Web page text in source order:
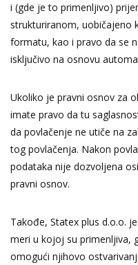
i (gde je to primenljivo)
strukturiranom, uobičajeno
formatu, kao i pravo da se
isključivo na osnovu
Ukoliko je pravni osnov za
imate pravo da tu
da povlačenje ne utiče na
tog povlačenja. Nakon
podataka nije dozvoljena
pravni osnov.
Takođe, Statex plus d.o.o.
meri u kojoj su primenljiva,
omogući njihovo